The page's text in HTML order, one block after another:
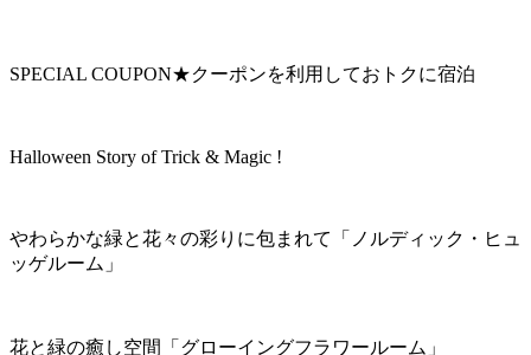
SPECIAL COUPON★クーポンを利用しておトクに宿泊
Halloween Story of Trick & Magic !
やわらかな緑と花々の彩りに包まれて「ノルディック・ヒュ
ッゲルーム」
花と緑の癒し空間「グローイングフラワールーム」